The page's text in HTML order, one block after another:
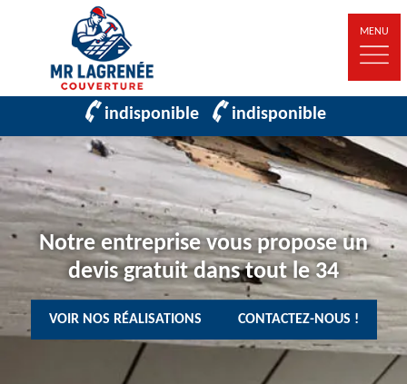
MENU
indisponible indisponible
Notre entreprise vous propose un
devis gratuit dans tout le 34
VOIR NOS RÉALISATIONS CONTACTEZ-NOUS !